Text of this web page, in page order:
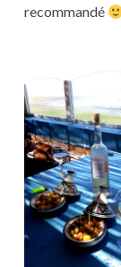
recommandé